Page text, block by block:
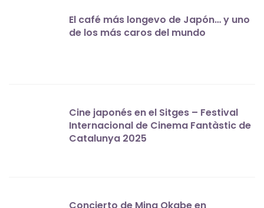
El café más longevo de Japón… y uno
de los más caros del mundo
Cine japonés en el Sitges – Festival
Internacional de Cinema Fantàstic de
Catalunya 2025
Concierto de Mina Okabe en